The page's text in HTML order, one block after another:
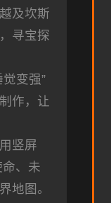
及坎斯
寻宝探
变强”
作，让
竖屏
、未
地图。